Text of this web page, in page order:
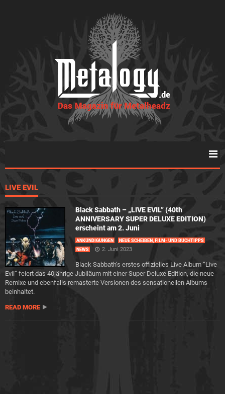
LIVE EVIL
Black Sabbath – „LIVE EVIL” (40th
ANNIVERSARY SUPER DELUXE EDITION)
erscheint am 2. Juni
ANKÜNDIGUNGEN
NEUE SCHEIBEN, FILM- UND BUCHTIPPS
NEWS
2. Juni 2023
Black Sabbath‘s erstes offizielles Live Album “Live
Evil” feiert das 40jährige Jubiläum mit einer Super Deluxe Edition, die neue
Remixe und ebenfalls remasterte Versionen des sensationellen Albums
beinhaltet.
READ MORE